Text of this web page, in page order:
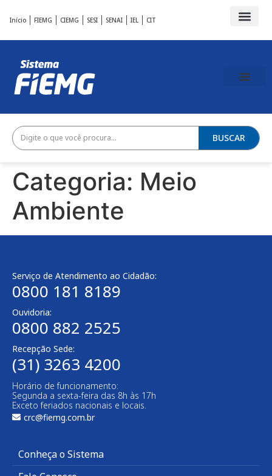
Início FIEMG CIEMG SESI SENAI IEL CIT
BUSCAR
Categoria: Meio
Ambiente
Serviço de Atendimento ao Cidadão:
0800 181 8189
Ouvidoria:
0800 882 2525
Recepção Sede:
(31) 3263 4200
Horário de funcionamento:
Segunda a sexta-feira das 8h às 17h
Exceto feriados nacionais e locais.
crc@fiemg.com.br
Conheça o Sistema